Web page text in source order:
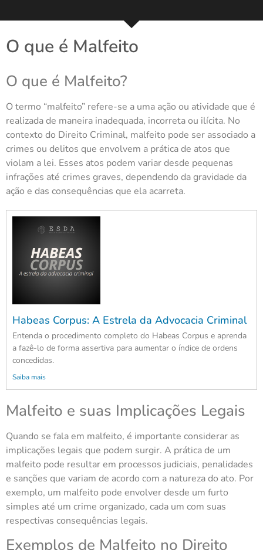
O que é Malfeito
O que é Malfeito?
O termo “malfeito” refere-se a uma ação ou atividade que é
realizada de maneira inadequada, incorreta ou ilícita. No
contexto do Direito Criminal, malfeito pode ser associado a
crimes ou delitos que envolvem a prática de atos que
violam a lei. Esses atos podem variar desde pequenas
infrações até crimes graves, dependendo da gravidade da
ação e das consequências que ela acarreta.
Habeas Corpus: A Estrela da Advocacia Criminal
Entenda o procedimento completo do Habeas Corpus e aprenda
a fazê-lo de forma assertiva para aumentar o índice de ordens
concedidas.
Saiba mais
Malfeito e suas Implicações Legais
Quando se fala em malfeito, é importante considerar as
implicações legais que podem surgir. A prática de um
malfeito pode resultar em processos judiciais, penalidades
e sanções que variam de acordo com a natureza do ato. Por
exemplo, um malfeito pode envolver desde um furto
simples até um crime organizado, cada um com suas
respectivas consequências legais.
Exemplos de Malfeito no Direito